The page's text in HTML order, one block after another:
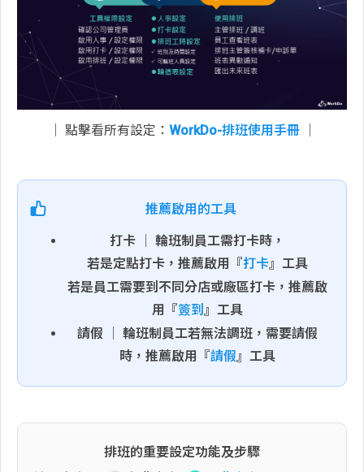
│ 點擊看所有設定： WorkDo-排班使用手冊│
推薦啟用的工具
打卡 │ 輪班制員工需打卡時，
若是定點打卡，推薦啟用『打卡』工具
若是員工需要到不同分店或廠區打卡，推薦啟
用『簽到』工具
請假 │ 輪班制員工若無法調班，需要請假
時，推薦啟用『請假』工具
排班的重要設定功能及步驟